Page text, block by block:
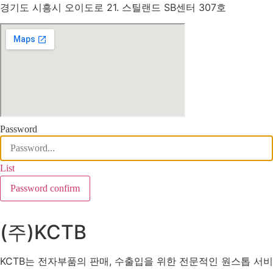
경기도 시흥시 오이도로 21. 스틸랜드 SB센터 307호
Password
List
Password confirm
(주)KCTB
KCTB는 전자부품의 판매, 수출입을 위한 전문적인 원스톱 서비